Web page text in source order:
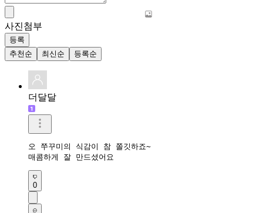
사진첨부
등록
추천순
최신순 등록순
더달달
오 쭈꾸미의 식감이 참 쫄깃하죠~
매콤하게 잘 만드셨어요
0